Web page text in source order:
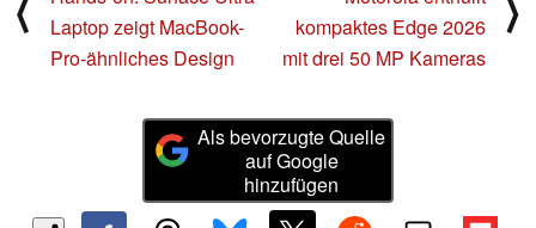
⟨
Laptop zeigt MacBook-
Pro-ähnliches Design
kompaktes Edge 2026
mit drei 50 MP Kameras
⟩
Als bevorzugte Quelle
auf Google
hinzufügen